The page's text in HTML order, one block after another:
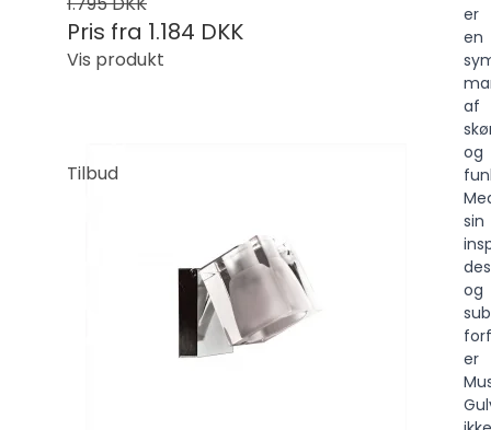
Pris fra 1.184 DKK
Vis produkt
Tilbud
er
en
af
og
sin
og
er